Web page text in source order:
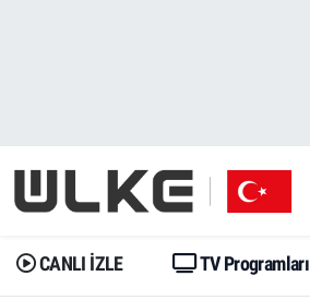
CANLI İZLE TV Programları
Gündem
Dünya
Gündem
Trend
İstanbul Namaz Vakitleri
Trafik Durumu